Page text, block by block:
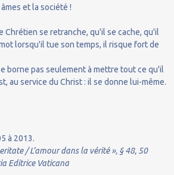
et la société !
Chrétien se retranche, qu'il se cache, qu'il
lorsqu'il tue son temps, il risque fort de
borne pas seulement à mettre tout ce qu'il
au service du Christ : il se donne lui-même.
à 2013.
/ L’amour dans la vérité », § 48, 50
Editrice Vaticana